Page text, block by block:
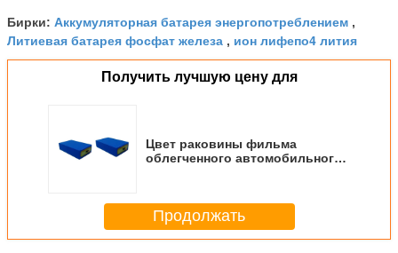
Бирки: Аккумуляторная батарея энергопотреблением ,
Литиевая батарея фосфат железа , ион лифепо4 лития
Получить лучшую цену для
Цвет раковины фильма
облегченного автомобильного
Продолжать